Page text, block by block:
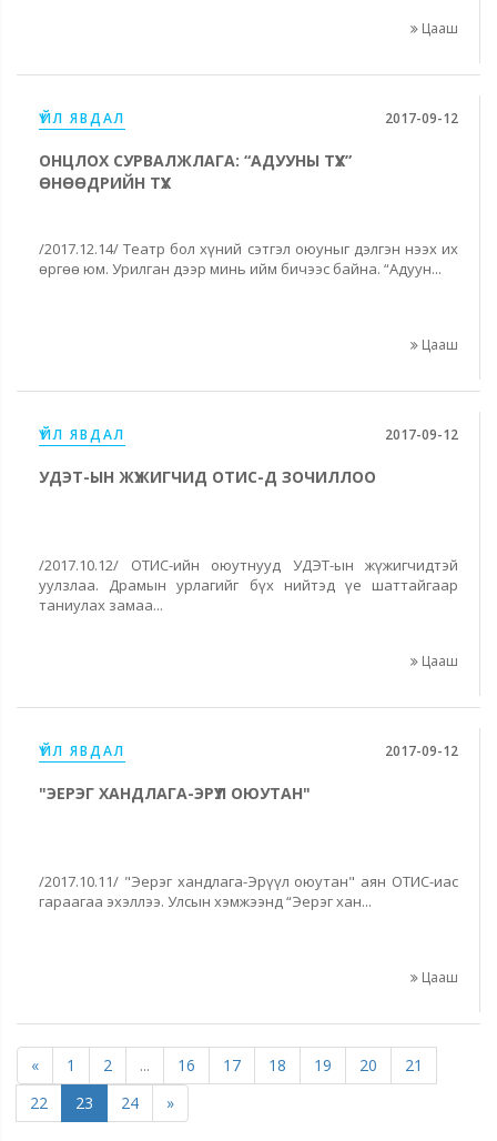
Цааш
ҮЙЛ ЯВДАЛ 2017-09-12
ОНЦЛОХ СУРВАЛЖЛАГА: “АДУУНЫ ТҮҮХ”
ӨНӨӨДРИЙН ТҮҮХ
/2017.12.14/ Театр бол хүний сэтгэл оюуныг дэлгэн нээх их
өргөө юм. Урилган дээр минь ийм бичээс байна. “Адуун...
Цааш
ҮЙЛ ЯВДАЛ 2017-09-12
УДЭТ-ЫН ЖҮЖИГЧИД ОТИС-Д ЗОЧИЛЛОО
/2017.10.12/ ОТИС-ийн оюутнууд УДЭТ-ын жүжигчидтэй
уулзлаа. Драмын урлагийг бүх нийтэд үе шаттайгаар
таниулах замаа...
Цааш
ҮЙЛ ЯВДАЛ 2017-09-12
"ЭЕРЭГ ХАНДЛАГА-ЭРҮҮЛ ОЮУТАН"
/2017.10.11/ "Эерэг хандлага-Эрүүл оюутан" аян ОТИС-иас
гараагаа эхэллээ. Улсын хэмжээнд “Эерэг хан...
Цааш
« 1 2 ... 16 17 18 19 20
21
22
23 24 »